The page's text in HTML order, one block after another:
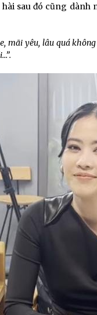
sau đó cũng dành
mãi yêu, lâu quá